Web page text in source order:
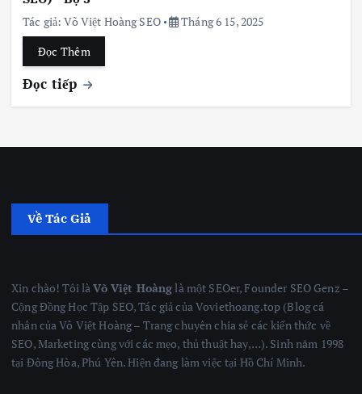
Tác giả:Võ Việt Hoàng SEO
Tháng 6 15, 2025
Đọc Thêm
Đọc tiếp
Về Tác Giả
Xin chào! Tôi làVõ Việt Hoànglà một SEOer, Founder SEO Genz –
Cộng Đồng Học Tập SEO, Tác giả của Voviethoang.top (Blog cá
nhân của Võ Việt Hoàng – Trang chuyên chia sẻ các kiến thức về
SEO, Marketing cùng với các mẹo, thủ thuật hay,…). Sinh năm 1998
tại Đông Hòa, Phú Yên. Hiện đang làm việc tại Hồ Chí Minh.